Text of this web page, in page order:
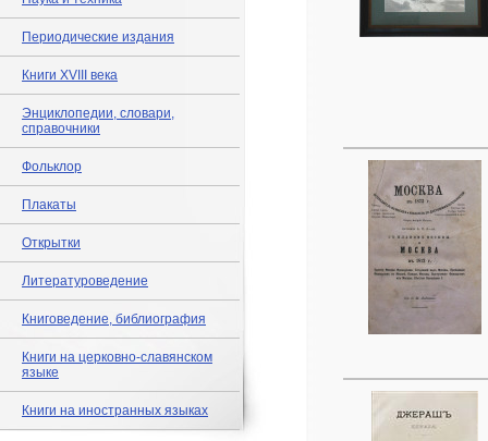
Периодические издания
Книги XVIII века
Энциклопедии, словари,
справочники
Фольклор
Плакаты
Открытки
Литературоведение
Книговедение, библиография
Книги на церковно-славянском
языке
Книги на иностранных языках